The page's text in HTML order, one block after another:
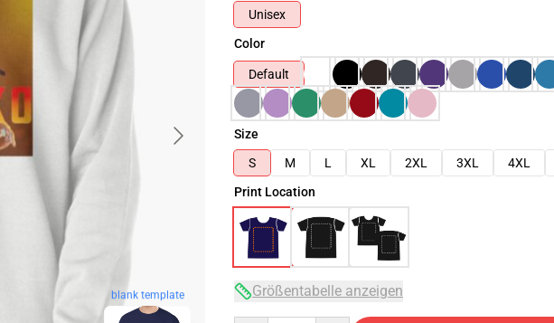
blank template
Unisex
Color
Default
Size
S
M L XL 2XL 3XL 4XL
Print Location
Größentabelle anzeigen